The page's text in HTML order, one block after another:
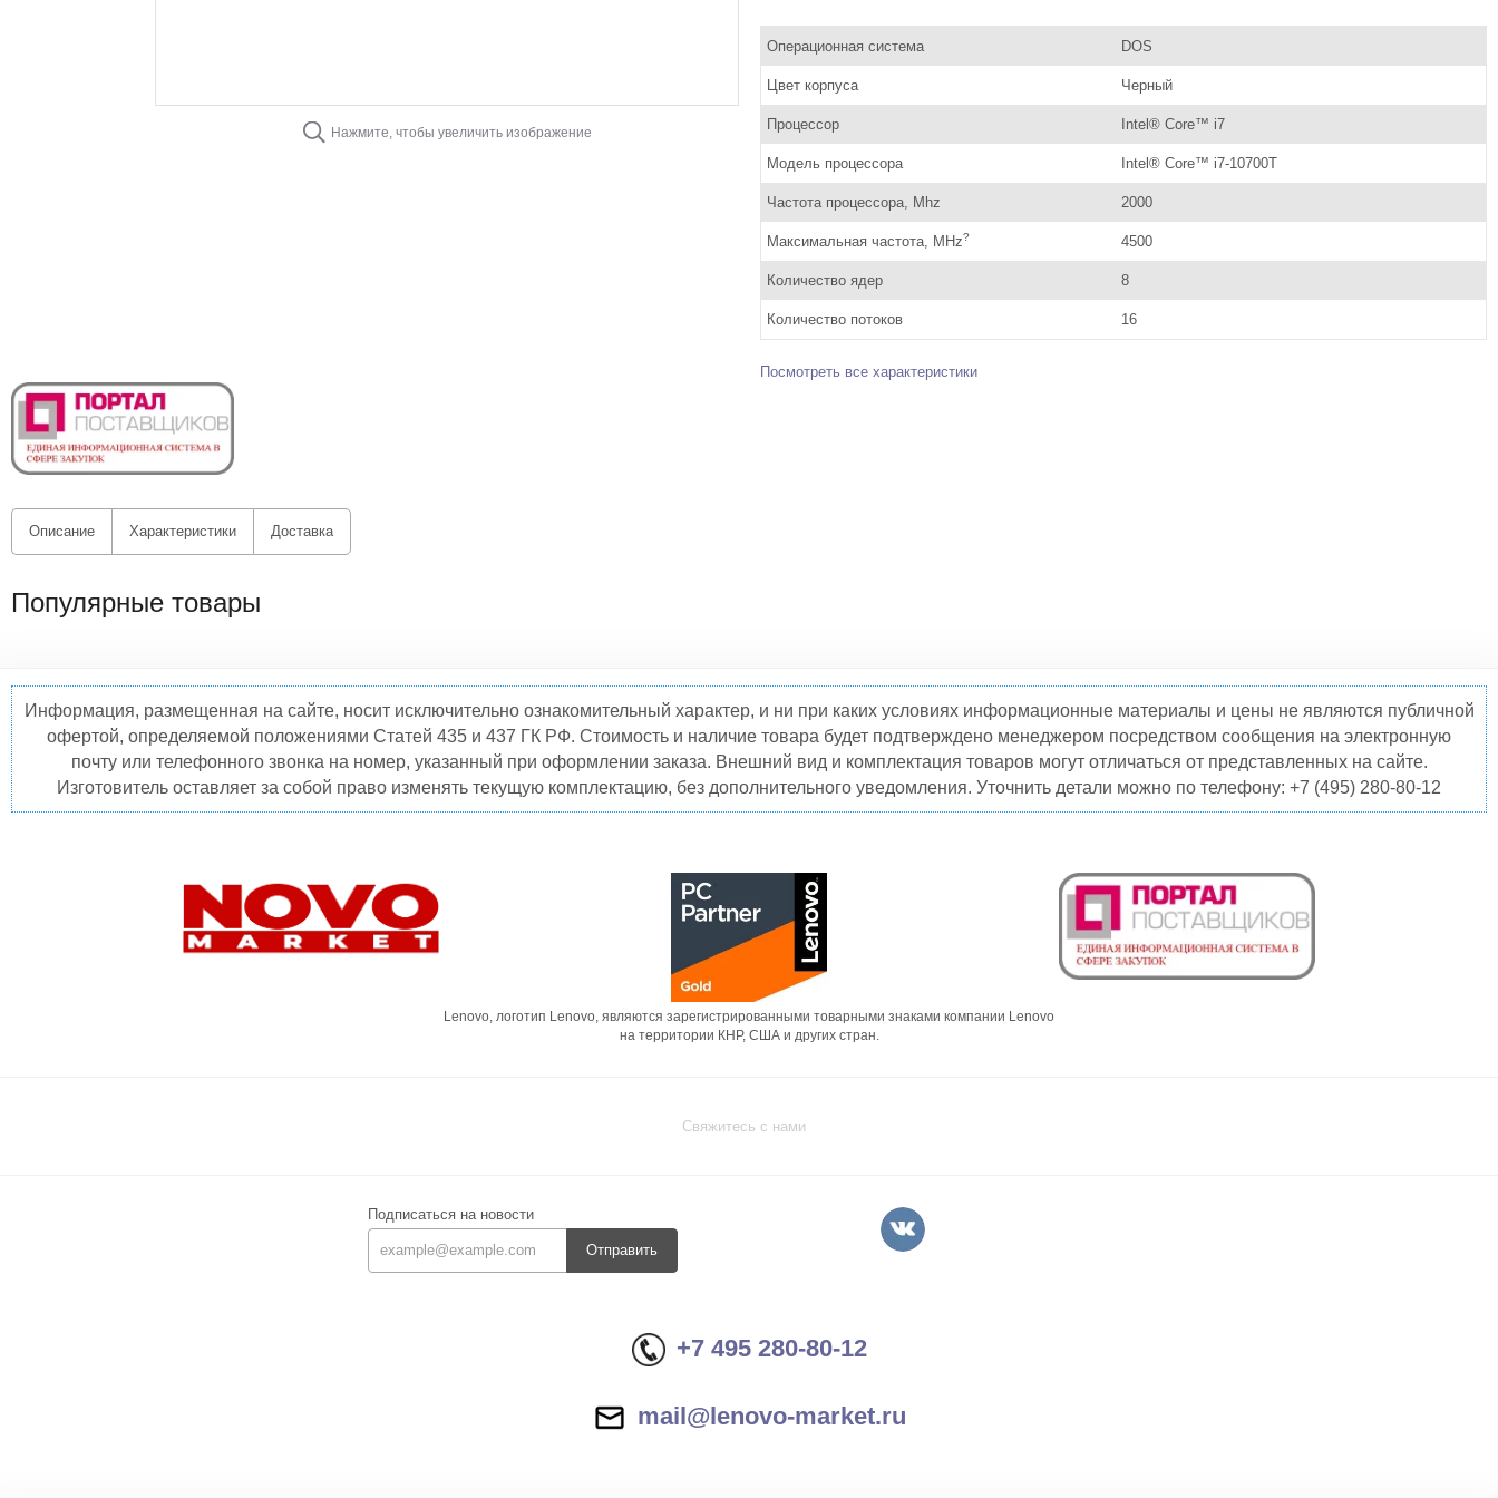
Нажмите, чтобы увеличить изображение
Операционная система DOS
Цвет корпуса Черный
Процессор Intel® Core™ i7
Модель процессора Intel® Core™ i7-10700T
Частота процессора, Mhz 2000
Максимальная частота, MHz? 4500
Количество ядер 8
Количество потоков 16
Посмотреть все характеристики
Описание Характеристики Доставка
Популярные товары
Информация, размещенная на сайте, носит исключительно ознакомительный характер, и ни при каких условиях информационные материалы и цены не являются публичной
офертой, определяемой положениями Статей 435 и 437 ГК РФ. Стоимость и наличие товара будет подтверждено менеджером посредством сообщения на электронную
почту или телефонного звонка на номер, указанный при оформлении заказа. Внешний вид и комплектация товаров могут отличаться от представленных на сайте.
Изготовитель оставляет за собой право изменять текущую комплектацию, без дополнительного уведомления. Уточнить детали можно по телефону: +7 (495) 280-80-12
Lenovo, логотип Lenovo, являются зарегистрированными товарными знаками компании Lenovo
на территории КНР, США и других стран.
Свяжитесь с нами
Подписаться на новости
Отправить
+7 495 280-80-12
mail@lenovo-market.ru